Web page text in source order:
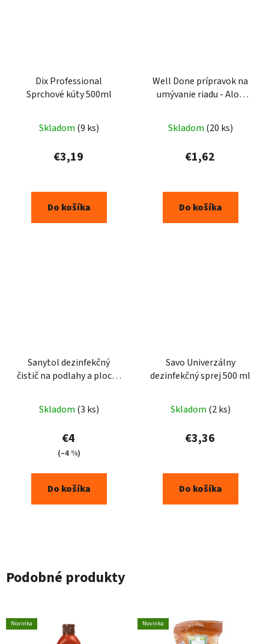
Dix Professional
Sprchové kúty 500ml
Skladom (9 ks)
€3,19
Do košíka
Well Done prípravok na
umývanie riadu - Aloe
Skladom (20 ks)
€1,62
Do košíka
Sanytol dezinfekčný
čistič na podlahy a plochy
Skladom (3 ks)
€4
(–4 %)
Do košíka
Savo Univerzálny
dezinfekčný sprej 500 ml
Skladom (2 ks)
€3,36
Do košíka
Podobné produkty
Novinka Novinka